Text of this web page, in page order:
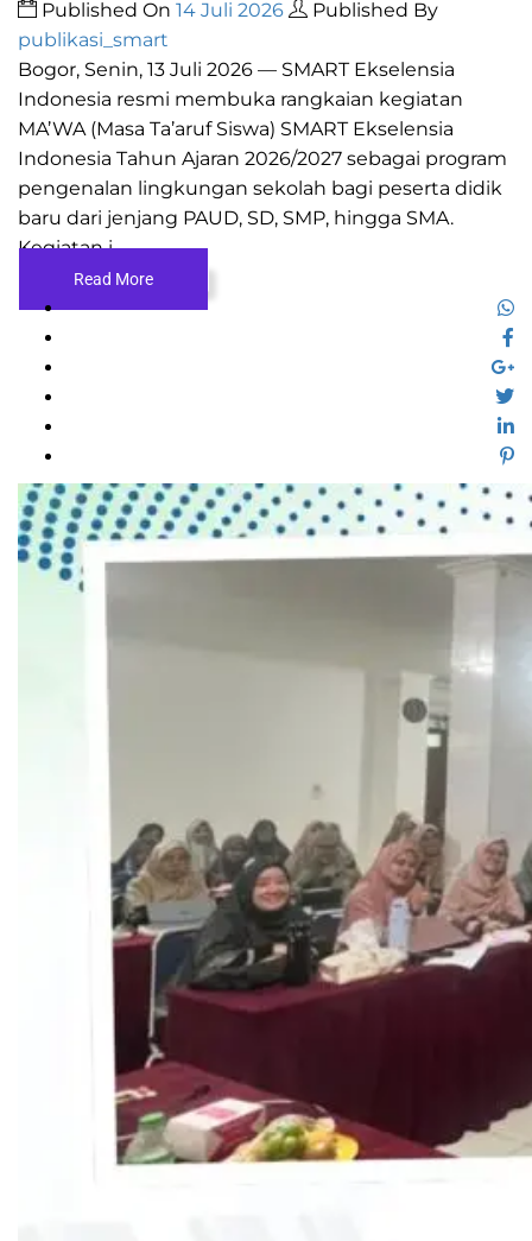
Published On 14 Juli 2026
Published By
publikasi_smart
Bogor, Senin, 13 Juli 2026 — SMART Ekselensia
Indonesia resmi membuka rangkaian kegiatan
MA’WA (Masa Ta’aruf Siswa) SMART Ekselensia
Indonesia Tahun Ajaran 2026/2027 sebagai program
pengenalan lingkungan sekolah bagi peserta didik
baru dari jenjang PAUD, SD, SMP, hingga SMA.
Kegiatan i...
Read More